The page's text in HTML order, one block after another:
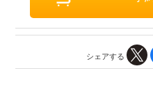
シェアする